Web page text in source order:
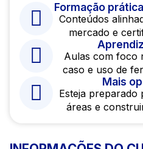
Formação
Conteúdos
mercado e
Aulas com foco
caso e uso de
Mais
Esteja preparado
áreas e